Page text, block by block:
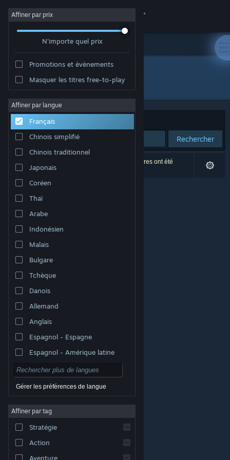
Se connecter
Magasin
À propos
Support
Changer la langue
Télécharger l'application mobile Steam
Voir version ordi. du site
© Valve Corporation. Tous droits réservés. Toutes les
titulaires aux États-Unis et dans d'autres pays.
Accessibilité
Remboursements
Affiner par prix
N'importe quel prix
Promotions et évènements
Masquer les titres free-to-play
Affiner par langue
Français
Chinois simplifié
Chinois traditionnel
Japonais
Coréen
Thaï
Arabe
Indonésien
Malais
Bulgare
Tchèque
Danois
Allemand
Anglais
Espagnol - Espagne
Espagnol - Amérique latine
Gérer les préférences de langue
Affiner par tag
Stratégie
Action
Aventure
Édition : Chim Ruoi Games
Trier par Pertinence
Rechercher
0 résultats correspondent à votre recherche. 4 titres ont été
exclus selon vos préférences.